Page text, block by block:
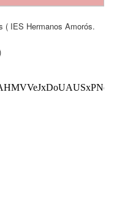
( IES Hermanos Amorós.